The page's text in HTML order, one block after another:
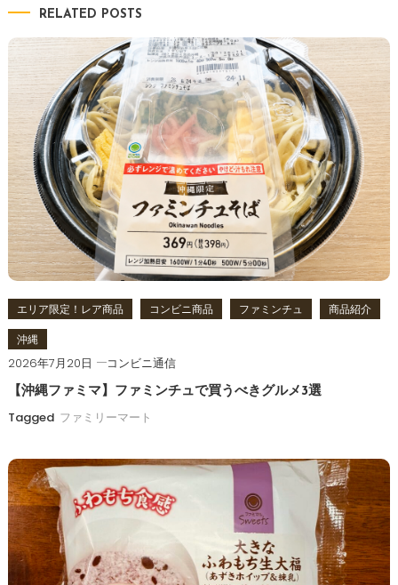
ビ
ゲ
ー
シ
ョ
ン
RELATED POSTS
エリア限定！レア商品 コンビニ商品 ファミンチュ
商品紹介
沖縄
2026年7月20日 コンビニ通信
【沖縄ファミマ】ファミンチュで買うべきグルメ3選
Tagged ファミリーマート